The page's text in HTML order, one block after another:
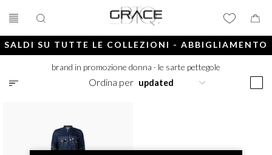
SALDI SU TUTTE LE COLLEZIONI - ABBIGLIAMENTO
E ACCESSORI
brand in promozione donna · le sarte pettegole
Ordina per